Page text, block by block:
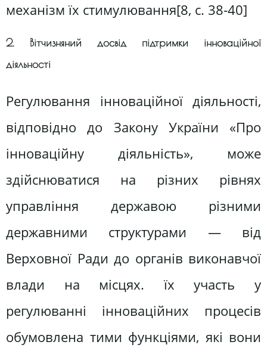
механізм їх стимулювання[8, c. 38-40]
2. Вітчизняний досвід підтримки інноваційної
діяльності
Регулювання інноваційної діяльності,
відповідно до Закону України «Про
інноваційну діяльність», може
здійснюватися на різних рівнях
управління державою різними
державними структурами — від
Верховної Ради до органів виконавчої
влади на місцях. їх участь у
регулюванні інноваційних процесів
обумовлена тими функціями, які вони